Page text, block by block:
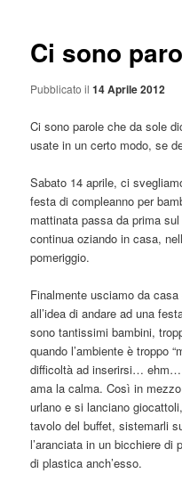
Ci sono
Pubblicato il14 Aprile 2012
Ci sono parole che da sole
usate in un certo modo, se
Sabato 14 aprile, ci
festa di compleanno per
mattinata passa da prima
continua oziando in casa,
pomeriggio.
Finalmente usciamo da
all’idea di andare ad una
sono tantissimi bambini,
quando l’ambiente è troppo
difficoltà ad inserirsi… ehm…
ama la calma. Così in
urlano e si lanciano
tavolo del buffet, sistemarli
l’aranciata in un bicchiere di
di plastica anch’esso.